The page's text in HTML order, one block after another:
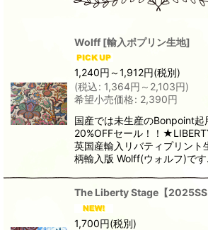
Wolff [輸入ポプリン生地]
1,240円 ～1,912円(税別)
(税込: 1,364円 ～2,103円)
希望小売価格: 2,390円
国産では未生産のBonpoint起
20%OFFセール！！
英国産輸入リバティプリン
柄輸入版 Wolff(ウォルフ)で
The Liberty Stage【2025SS
1,700円(税別)